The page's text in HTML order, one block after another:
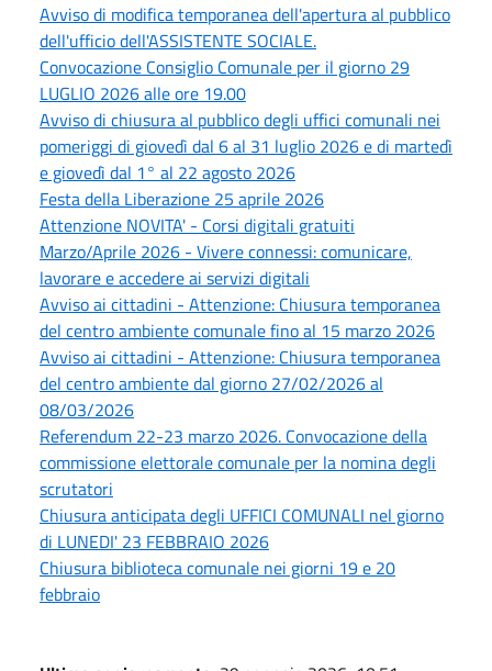
Avviso di modifica temporanea dell'apertura al pubblico
dell'ufficio dell'ASSISTENTE SOCIALE.
Convocazione Consiglio Comunale per il giorno 29
LUGLIO 2026 alle ore 19.00
Avviso di chiusura al pubblico degli uffici comunali nei
pomeriggi di giovedì dal 6 al 31 luglio 2026 e di martedì
e giovedì dal 1° al 22 agosto 2026
Festa della Liberazione 25 aprile 2026
Attenzione NOVITA' - Corsi digitali gratuiti
Marzo/Aprile 2026 - Vivere connessi: comunicare,
lavorare e accedere ai servizi digitali
Avviso ai cittadini - Attenzione: Chiusura temporanea
del centro ambiente comunale fino al 15 marzo 2026
Avviso ai cittadini - Attenzione: Chiusura temporanea
del centro ambiente dal giorno 27/02/2026 al
08/03/2026
Referendum 22-23 marzo 2026. Convocazione della
commissione elettorale comunale per la nomina degli
scrutatori
Chiusura anticipata degli UFFICI COMUNALI nel giorno
di LUNEDI' 23 FEBBRAIO 2026
Chiusura biblioteca comunale nei giorni 19 e 20
febbraio